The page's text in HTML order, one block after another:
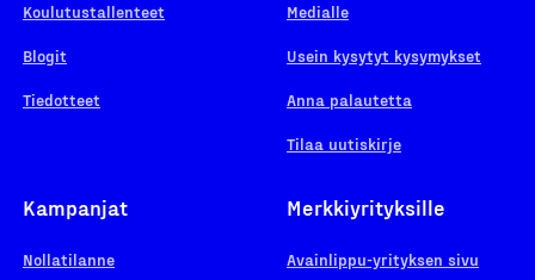
Koulutustallenteet
Blogit
Tiedotteet
Medialle
Usein kysytyt kysymykset
Anna palautetta
Tilaa uutiskirje
Kampanjat
Nollatilanne
Merkkiyrityksille
Avainlippu-yrityksen sivu